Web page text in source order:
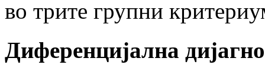
во трите групни
Диференцијална